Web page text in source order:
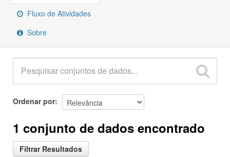
SobreFluxo de Atividades
Sobre
Ordenar por
1 conjunto de dados encontrado
Filtrar Resultados